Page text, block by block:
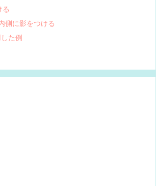
る
側に影をつける
た例